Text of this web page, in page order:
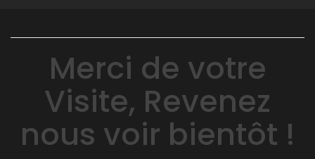
Merci de votre
Visite, Revenez
nous voir bientôt !